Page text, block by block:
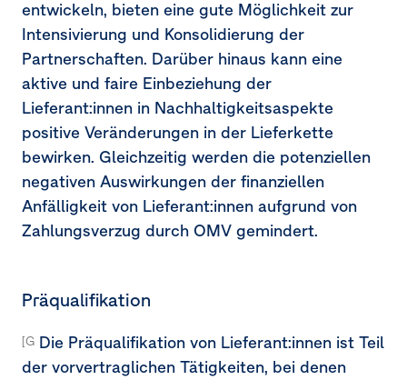
entwickeln, bieten eine gute Möglichkeit zur
Intensivierung und Konsolidierung der
Partnerschaften. Darüber hinaus kann eine
aktive und faire Einbeziehung der
Lieferant:innen in Nachhaltigkeitsaspekte
positive Veränderungen in der Lieferkette
bewirken. Gleichzeitig werden die potenziellen
negativen Auswirkungen der finanziellen
Anfälligkeit von Lieferant:innen aufgrund von
Zahlungsverzug durch OMV gemindert.
Präqualifikation
[G1-2.15b]
Die Präqualifikation von Lieferant:innen ist Teil
der vorvertraglichen Tätigkeiten, bei denen